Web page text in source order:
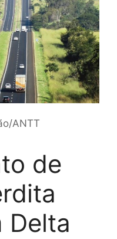
ANTT
de
Delta